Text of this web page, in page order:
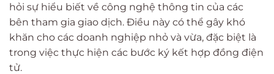
hỏi sự hiểu biết về công nghệ thông tin của các
bên tham gia giao dịch. Điều này có thể gây khó
khăn cho các doanh nghiệp nhỏ và vừa, đặc biệt là
trong việc thực hiện các bước ký kết hợp đồng điện
tử.